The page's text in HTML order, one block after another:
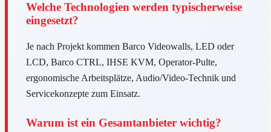
Welche Technologien werden typischerweise
eingesetzt?
Je nach Projekt kommen Barco Videowalls, LED oder
LCD, Barco CTRL, IHSE KVM, Operator-Pulte,
ergonomische Arbeitsplätze, Audio/Video-Technik und
Servicekonzepte zum Einsatz.
Warum ist ein Gesamtanbieter wichtig?